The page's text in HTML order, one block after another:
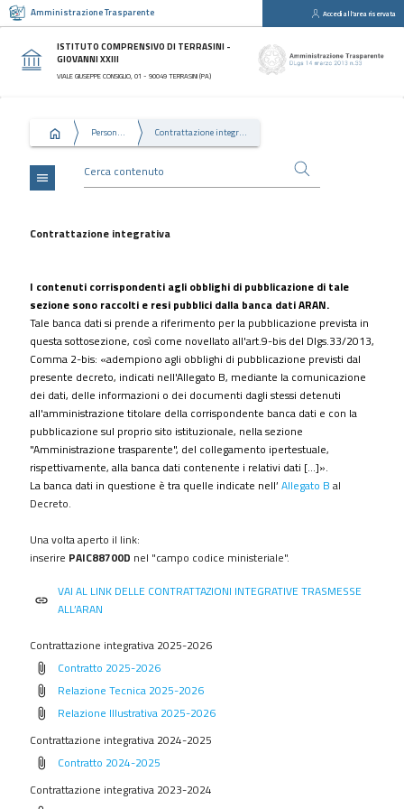
Amministrazione Trasparente Accedi all'area riservata
ISTITUTO COMPRENSIVO DI TERRASINI -
GIOVANNI XXIII
VIALE GIUSEPPE CONSIGLIO, 01 - 90049 TERRASINI (PA)
Personale Contrattazione integrativa
Sezioni
Disposizioni
Generali
Consulenti
collaboratori
Bandi
Performance
Enti
controllati
Attività
e
procedimenti
Provvedimenti
Controlli
sulle
imprese
di
gara
contratti
contributi
sussidi
vantaggi
economici
Bilanci
Beni
e
menu
Contrattazione integrativa
I contenuti corrispondenti agli obblighi di pubblicazione di tale
sezione sono raccolti e resi pubblici dalla banca dati ARAN.
Tale banca dati si prende a riferimento per la pubblicazione prevista in
questa sottosezione, così come novellato all'art.9-bis del Dlgs.33/2013,
Comma 2-bis: «adempiono agli obblighi di pubblicazione previsti dal
presente decreto, indicati nell'Allegato B, mediante la comunicazione
dei dati, delle informazioni o dei documenti dagli stessi detenuti
all'amministrazione titolare della corrispondente banca dati e con la
pubblicazione sul proprio sito istituzionale, nella sezione
"Amministrazione trasparente", del collegamento ipertestuale,
rispettivamente, alla banca dati contenente i relativi dati [...]».
La banca dati in questione è tra quelle indicate nell’ Allegato B al
Decreto.
Una volta aperto il link:
inserire PAIC88700D nel "campo codice ministeriale".
link
VAI AL LINK DELLE CONTRATTAZIONI INTEGRATIVE TRASMESSE
ALL’ARAN
Contrattazione integrativa 2025-2026
attach_file Contratto 2025-2026
attach_file Relazione Tecnica 2025-2026
attach_file
Relazione Illustrativa 2025-2026
Contrattazione integrativa 2024-2025
attach_file
Contratto 2024-2025
Contrattazione integrativa 2023-2024